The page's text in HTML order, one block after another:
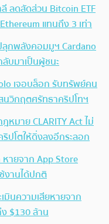
ลดสัดส่วน Bitcoin ETF
แทนถึง 3 เท่า
ลุกพลังคอมมูฯ Cardano
บมาเป็นผู้ชนะ
เจอบล็อก รับทรัพย์คน
นวิกฤตศรัทธาคริปโทฯ
หมาย CLARITY Act ไม่
ปโตให้ดิ่งลงอีกระลอก
ายจาก App Store
งานได้ปกติ
มินความเสียหายจาก
$130 ล้าน